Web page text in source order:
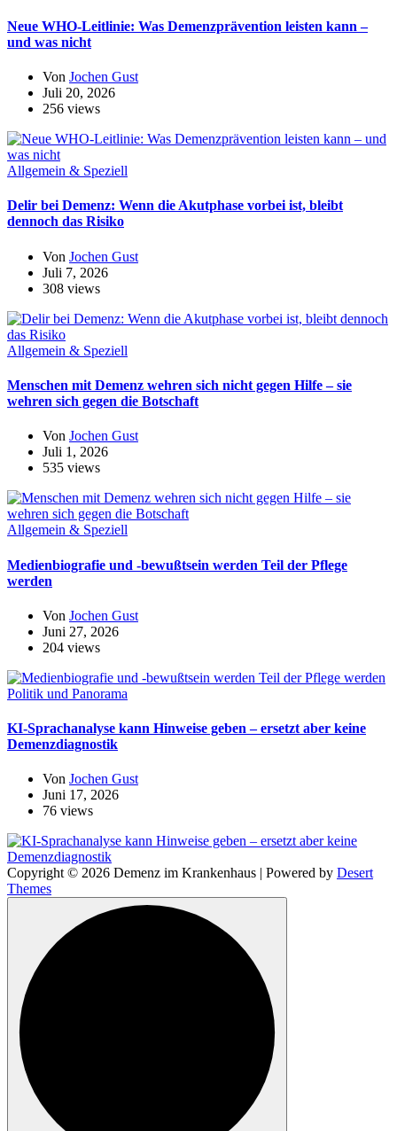
Neue WHO-Leitlinie: Was Demenzprävention leisten kann –
und was nicht
Von Jochen Gust
Juli 20, 2026
256 views
Allgemein & Speziell
Delir bei Demenz: Wenn die Akutphase vorbei ist, bleibt
dennoch das Risiko
Von Jochen Gust
Juli 7, 2026
308 views
Allgemein & Speziell
Menschen mit Demenz wehren sich nicht gegen Hilfe – sie
wehren sich gegen die Botschaft
Von Jochen Gust
Juli 1, 2026
535 views
Allgemein & Speziell
Medienbiografie und -bewußtsein werden Teil der Pflege
werden
Von Jochen Gust
Juni 27, 2026
204 views
Politik und Panorama
KI-Sprachanalyse kann Hinweise geben – ersetzt aber keine
Demenzdiagnostik
Von Jochen Gust
Juni 17, 2026
76 views
Copyright © 2026 Demenz im Krankenhaus | Powered by Desert
Themes